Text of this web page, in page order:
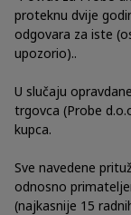
proteknu dvije
odgovara za iste
upozorio)..
U slučaju
trgovca (Probe
kupca.
Sve navedene
odnosno
(najkasnije 15